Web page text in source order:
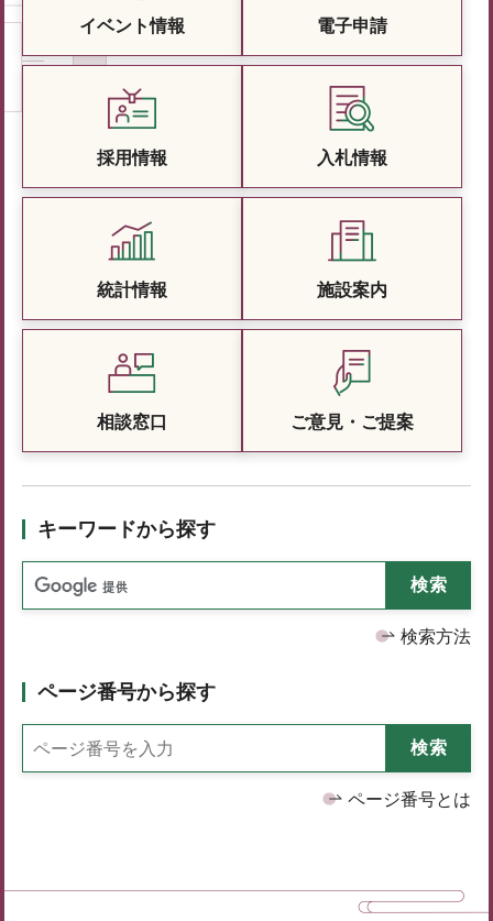
イベント情報 電子申請
採用情報 入札情報
統計情報 施設案内
相談窓口 ご意見・ご提案
キーワードから探す
検索方法
ページ番号から探す
ページ番号とは